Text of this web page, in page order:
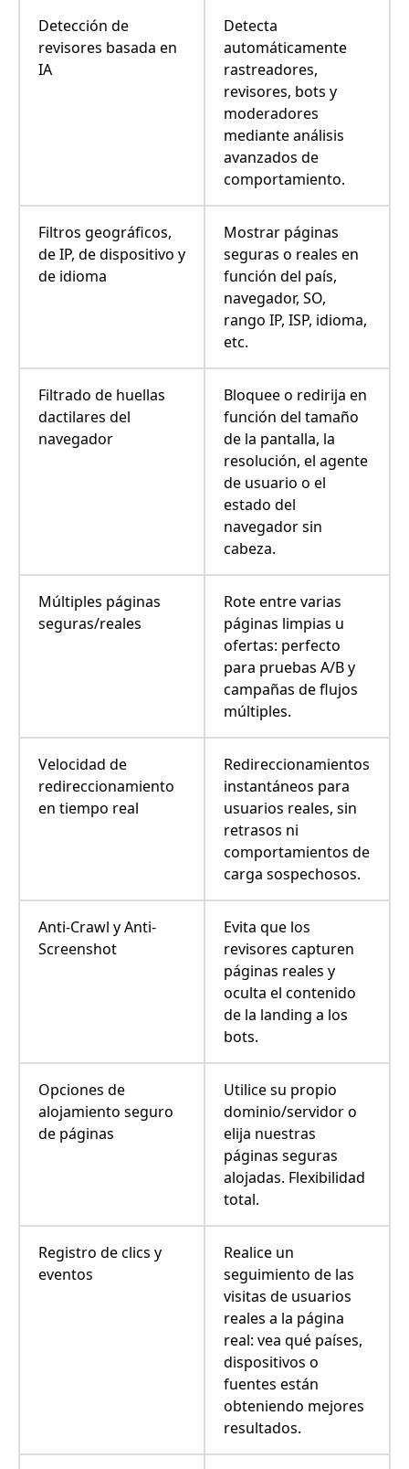
Detección de
revisores basada en
IA
Detecta
automáticamente
rastreadores,
revisores, bots y
moderadores
mediante análisis
avanzados de
comportamiento.
Filtros geográficos,
de IP, de dispositivo y
de idioma
Mostrar páginas
seguras o reales en
función del país,
navegador, SO,
rango IP, ISP, idioma,
etc.
Filtrado de huellas
dactilares del
navegador
Bloquee o redirija en
función del tamaño
de la pantalla, la
resolución, el agente
de usuario o el
estado del
navegador sin
cabeza.
Múltiples páginas
seguras/reales
Rote entre varias
páginas limpias u
ofertas: perfecto
para pruebas A/B y
campañas de flujos
múltiples.
Velocidad de
redireccionamiento
en tiempo real
Redireccionamientos
instantáneos para
usuarios reales, sin
retrasos ni
comportamientos de
carga sospechosos.
Anti-Crawl y Anti-
Screenshot
Evita que los
revisores capturen
páginas reales y
oculta el contenido
de la landing a los
bots.
Opciones de
alojamiento seguro
de páginas
Utilice su propio
dominio/servidor o
elija nuestras
páginas seguras
alojadas. Flexibilidad
total.
Registro de clics y
eventos
Realice un
seguimiento de las
visitas de usuarios
reales a la página
real: vea qué países,
dispositivos o
fuentes están
obteniendo mejores
resultados.